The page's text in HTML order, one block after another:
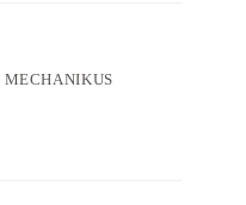
MECHANIKUS